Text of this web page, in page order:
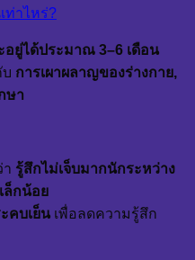
ท่าไหร่?
ยู่ได้ประมาณ 3–6 เดือน
บ การเผาผลาญของร่างกาย,
ษา
า รู้สึกไม่เจ็บมากนักระหว่าง
ล็กน้อย
คบเย็น เพื่อลดความรู้สึก